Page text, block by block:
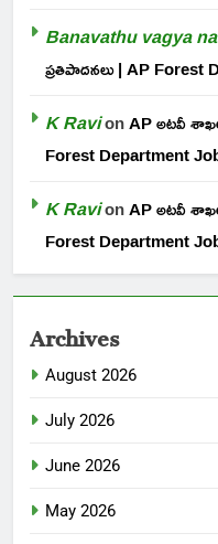
Banavathu vagya
ప్రతిపాదనలు | AP Forest
K RavionAP అటవీ
Forest Department
K RavionAP అటవీ
Forest Department
Archives
August 2026
July 2026
June 2026
May 2026